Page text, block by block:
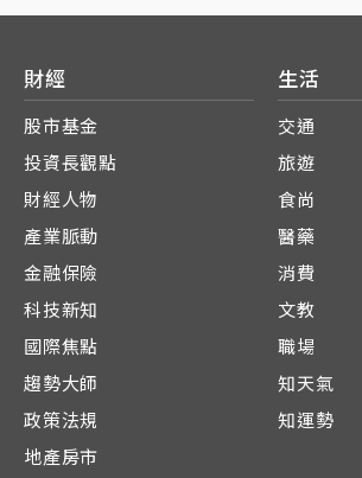
財經
股市基金
投資長觀點
財經人物
產業脈動
金融保險
科技新知
國際焦點
趨勢大師
政策法規
地產房市
生活
交通
旅遊
食尚
醫藥
消費
文教
職場
知天氣
知運勢